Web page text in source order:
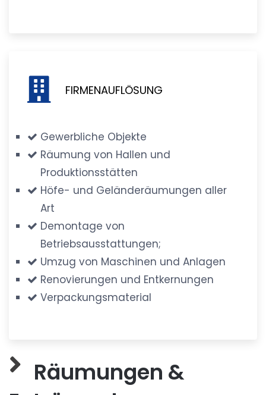
FIRMENAUFLÖSUNG
Gewerbliche Objekte
Räumung von Hallen und
Produktionsstätten
Höfe- und Geländeräumungen aller
Art
Demontage von
Betriebsausstattungen;
Umzug von Maschinen und Anlagen
Renovierungen und Entkernungen
Verpackungsmaterial
Räumungen &